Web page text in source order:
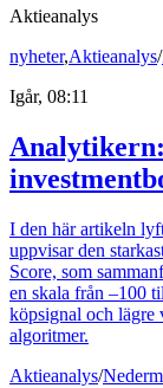
Aktieanalys
nyheter,Aktieanalys/
Igår, 08:11
I den här artikeln
uppvisar den
Score, som
en skala från –100
köpsignal och lägre
algoritmer.
Aktieanalys/